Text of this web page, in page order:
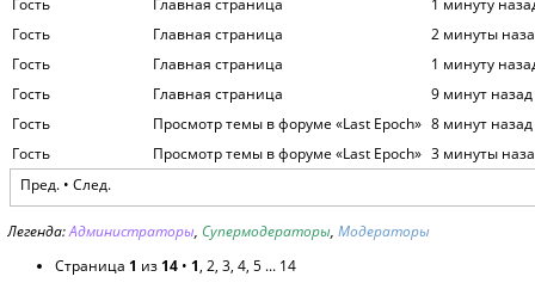
Гость
Главная страница
2 минуты
Гость
Главная страница
1 минуту
Гость
Главная страница
9 минут назад
Гость
Просмотр темы в форуме «Last Epoch» 8 минут назад
Гость
Просмотр темы в форуме «Last Epoch» 3 минуты
Пред. • След.
Легенда:Администраторы, Супермодераторы, Модераторы
Страница 1 из 14 • 1, 2, 3, 4, 5 ... 14